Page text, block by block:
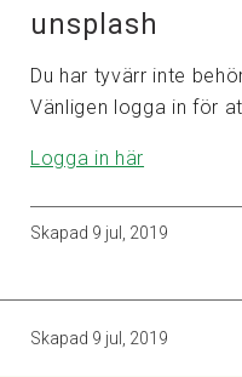
unsplash
Du har tyvärr inte
Vänligen logga in för
Logga in här
Skapad 9 jul, 2019
Skapad 9 jul, 2019